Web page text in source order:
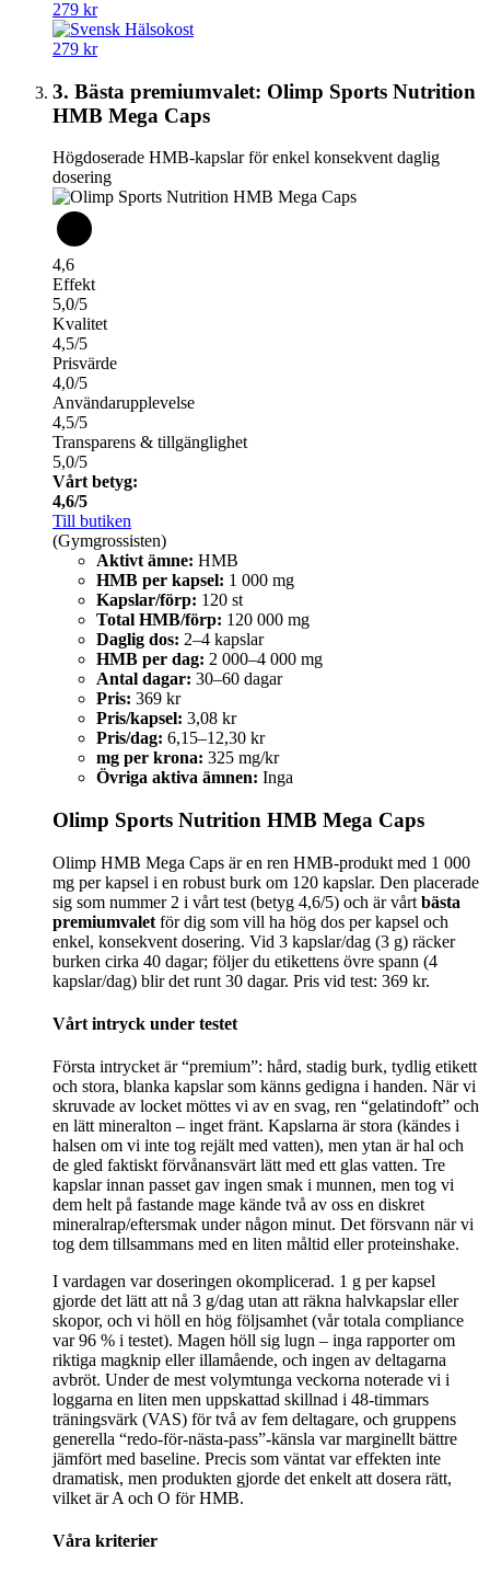
279 kr
279 kr
3. Bästa premiumvalet: Olimp Sports Nutrition
HMB Mega Caps
Högdoserade HMB-kapslar för enkel konsekvent daglig
dosering
4,6
Effekt
5,0/5
Kvalitet
4,5/5
Prisvärde
4,0/5
Användarupplevelse
4,5/5
Transparens & tillgänglighet
5,0/5
Vårt betyg:
4,6/5
Till butiken
(Gymgrossisten)
Aktivt ämne: HMB
HMB per kapsel: 1 000 mg
Kapslar/förp: 120 st
Total HMB/förp: 120 000 mg
Daglig dos: 2–4 kapslar
HMB per dag: 2 000–4 000 mg
Antal dagar: 30–60 dagar
Pris: 369 kr
Pris/kapsel: 3,08 kr
Pris/dag: 6,15–12,30 kr
mg per krona: 325 mg/kr
Övriga aktiva ämnen: Inga
Olimp Sports Nutrition HMB Mega Caps
Olimp HMB Mega Caps är en ren HMB‑produkt med 1 000
mg per kapsel i en robust burk om 120 kapslar. Den placerade
sig som nummer 2 i vårt test (betyg 4,6/5) och är vårt bästa
premiumvalet för dig som vill ha hög dos per kapsel och
enkel, konsekvent dosering. Vid 3 kapslar/dag (3 g) räcker
burken cirka 40 dagar; följer du etikettens övre spann (4
kapslar/dag) blir det runt 30 dagar. Pris vid test: 369 kr.
Vårt intryck under testet
Första intrycket är “premium”: hård, stadig burk, tydlig etikett
och stora, blanka kapslar som känns gedigna i handen. När vi
skruvade av locket möttes vi av en svag, ren “gelatindoft” och
en lätt mineralton – inget fränt. Kapslarna är stora (kändes i
halsen om vi inte tog rejält med vatten), men ytan är hal och
de gled faktiskt förvånansvärt lätt med ett glas vatten. Tre
kapslar innan passet gav ingen smak i munnen, men tog vi
dem helt på fastande mage kände två av oss en diskret
mineralrap/eftersmak under någon minut. Det försvann när vi
tog dem tillsammans med en liten måltid eller proteinshake.
I vardagen var doseringen okomplicerad. 1 g per kapsel
gjorde det lätt att nå 3 g/dag utan att räkna halvkapslar eller
skopor, och vi höll en hög följsamhet (vår totala compliance
var 96 % i testet). Magen höll sig lugn – inga rapporter om
riktiga magknip eller illamående, och ingen av deltagarna
avbröt. Under de mest volymtunga veckorna noterade vi i
loggarna en liten men uppskattad skillnad i 48‑timmars
träningsvärk (VAS) för två av fem deltagare, och gruppens
generella “redo‑för‑nästa‑pass”-känsla var marginellt bättre
jämfört med baseline. Precis som väntat var effekten inte
dramatisk, men produkten gjorde det enkelt att dosera rätt,
vilket är A och O för HMB.
Våra kriterier